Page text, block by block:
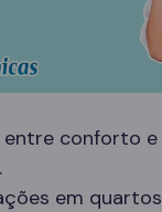
entre conforto
em